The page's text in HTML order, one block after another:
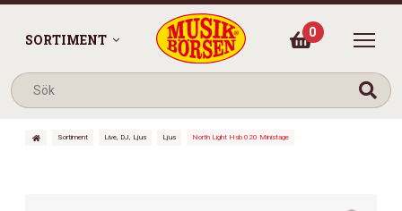
SORTIMENT 0
Sortiment Live, DJ, Ljus Ljus North Light Hsb 020 Ministage